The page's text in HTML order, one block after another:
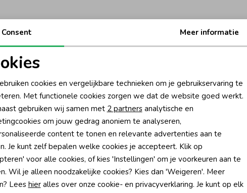
direct 10% korting* op je
cookies
cookies Marketing cookies
Consent Meer informatie
cookies en vergelijkbare technieken om je gebruikservaring te
Met functionele cookies zorgen we dat de website goed werkt.
gebruiken wij samen met 2 partnersanalytische en
om jouw gedrag anoniem te analyseren,
content te tonen en relevante advertenties aan te
Je kunt zelf bepalen welke cookies je accepteert. Klik op
voor alle cookies, of kies 'Instellingen' om je voorkeuren aan te
Wil je alleen noodzakelijke cookies? Kies dan 'Weigeren'. Meer
Lees hieralles over onze cookie- en privacyverklaring. Je kunt op elk